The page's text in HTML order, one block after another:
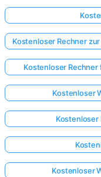
Kostenloser Rechner
Kostenloser
Kostenloser
Kostenloser